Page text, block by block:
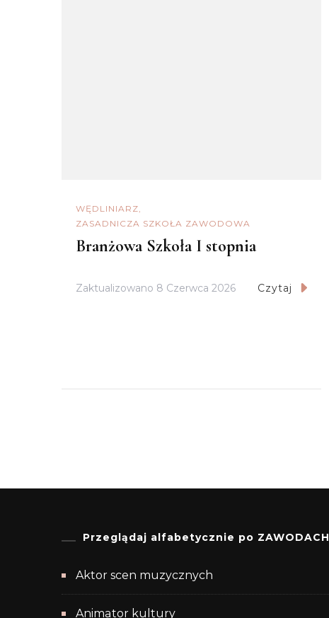
WĘDLINIARZ
ZASADNICZA SZKOŁA ZAWODOWA
Branżowa Szkoła I stopnia
Zaktualizowano 8 Czerwca 2026 Czytaj
Przeglądaj alfabetycznie po ZAWODACH
Aktor scen muzycznych
Animator kultury